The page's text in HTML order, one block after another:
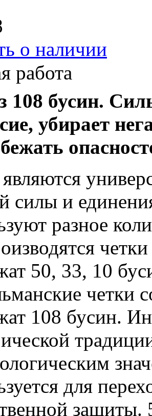
о наличии
работа
108 бусин.
убирает
силы и
разное
50, 33, 10
четки
108 бусин.
для
защиты.